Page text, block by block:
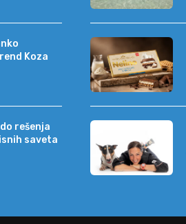
Koza
rešenja
saveta